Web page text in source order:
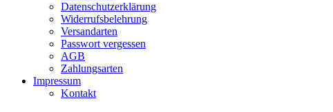
Datenschutzerklärung
Widerrufsbelehrung
Versandarten
Passwort vergessen
AGB
Zahlungsarten
Impressum
Kontakt